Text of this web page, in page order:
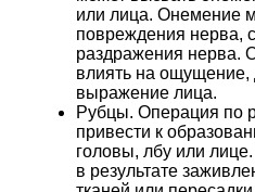
или лица. Онемение
повреждения нерва,
раздражения нерва.
влиять на ощущение,
выражение лица.
Рубцы. Операция по
привести к
головы, лбу или
в результате